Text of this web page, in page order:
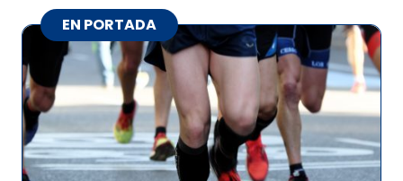
EN PORTADA